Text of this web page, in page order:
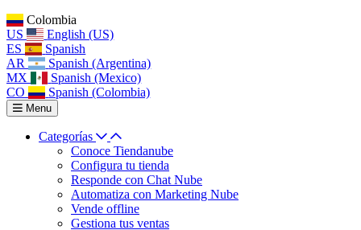
Colombia
US
English (US)
ES
Spanish
AR
Spanish (Argentina)
MX
Spanish (Mexico)
CO
Spanish (Colombia)
Menu
Categorías
Conoce Tiendanube
Configura tu tienda
Responde con Chat Nube
Automatiza con Marketing Nube
Vende offline
Gestiona tus ventas